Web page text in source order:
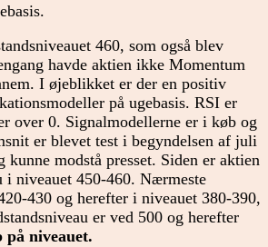
460, som også blev
havde aktien ikke Momentum
I øjeblikket er der en positiv
på ugebasis. RSI er
over 0. Signalmodellerne er i køb og
er blevet test i begyndelsen af juli
kunne modstå presset. Siden er aktien
i niveauet 450-460. Nærmeste
430 og herefter i niveauet 380-390,
er ved 500 og herefter
niveauet.